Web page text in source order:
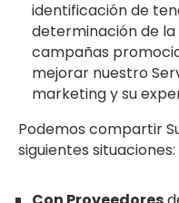
identificación de
determinación de
campañas
mejorar nuestro
marketing y su
Podemos compartir
siguientes situaciones: